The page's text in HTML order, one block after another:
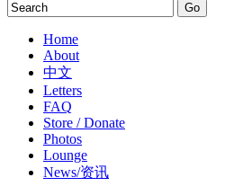
Home
About
中文
Letters
FAQ
Store / Donate
Photos
Lounge
News/资讯